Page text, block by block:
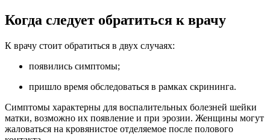
Когда следует обратиться к врачу
К врачу стоит обратиться в двух случаях:
появились симптомы;
пришло время обследоваться в рамках скрининга.
Симптомы характерны для воспалительных болезней шейки
матки, возможно их появление и при эрозии. Женщины могут
жаловаться на кровянистое отделяемое после полового